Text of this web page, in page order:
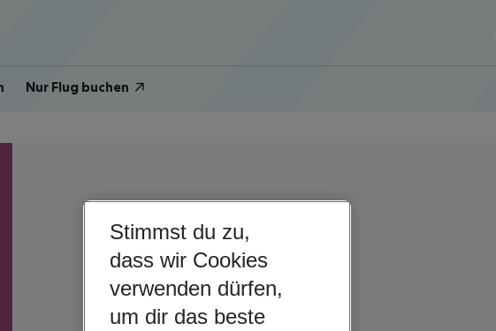
Nur Flug buchen
Stimmst du zu,
dass wir Cookies
verwenden dürfen,
um dir das beste